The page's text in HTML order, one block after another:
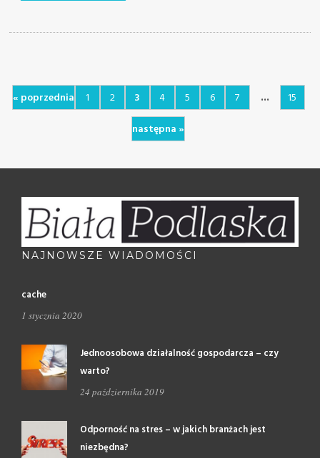
« poprzednia 1 2 3 4 5 6 7 ...
15
następna »
NAJNOWSZE WIADOMOŚCI
cache
1 stycznia 2020
Jednoosobowa działalność gospodarcza – czy
warto?
24 października 2019
Odporność na stres – w jakich branżach jest
niezbędna?